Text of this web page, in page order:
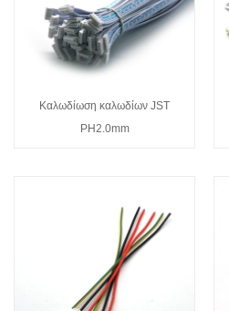
Καλωδίωση καλωδίων JST
PH2.0mm